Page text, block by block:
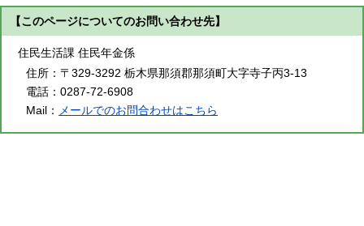
【このページについてのお問い合わせ先】
住民生活課 住民年金係
住所： 〒329-3292 栃木県那須郡那須町大字寺子丙3-13
電話： 0287-72-6908
Mail：
メールでのお問合わせはこちら